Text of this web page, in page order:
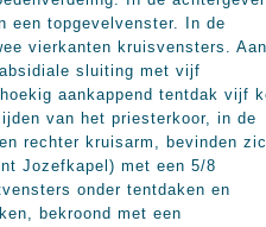
een topgevelvenster. In de
vierkanten kruisvensters. Aan
sluiting met vijf
aankappend tentdak vijf
van het priesterkoor, in de
rechter kruisarm, bevinden
Jozefkapel) met een 5/8
onder tentdaken en
bekroond met een